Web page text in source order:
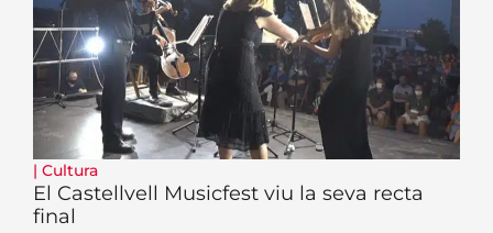
| Cultura
El Castellvell Musicfest viu la seva recta
final